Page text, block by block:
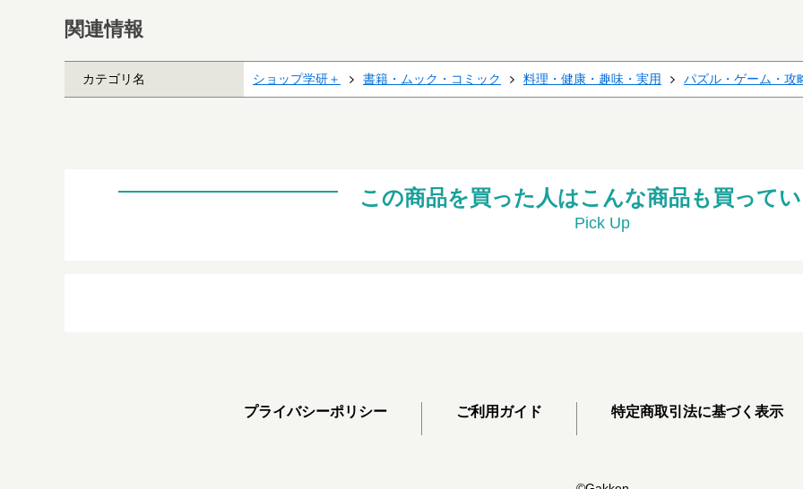
関連情報
カテゴリ名 ショップ学研＋ 書籍・ムック・コミック 料理・健康・趣味・実用 パズル・ゲーム・攻
この商品を買った人はこんな商品も買って
Pick Up
プライバシーポリシー ご利用ガイド 特定商取引法に基づく表示